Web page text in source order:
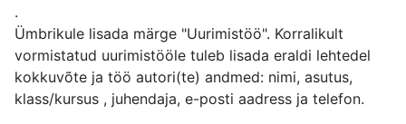
.
Ümbrikule lisada märge "Uurimistöö". Korralikult
vormistatud uurimistööle tuleb lisada eraldi lehtedel
kokkuvõte ja töö autori(te) andmed: nimi, asutus,
klass/kursus , juhendaja, e-posti aadress ja telefon.